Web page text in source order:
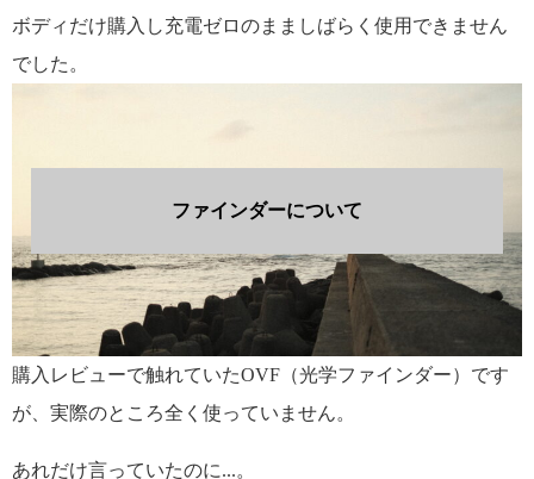
ボディだけ購入し充電ゼロのまましばらく使用できません
でした。
ファインダーについて
購入レビューで触れていたOVF（光学ファインダー）です
が、実際のところ全く使っていません。
あれだけ言っていたのに...。